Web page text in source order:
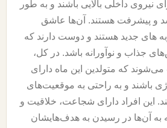
نیروی داخلی بالایی باشند و به طور
و پیشرفت هستند. آن‌ها عاشق
های جدید هستند و دوست دارند که
جذاب و نوآورانه باشد. در کل،
که متولدین این ماه دارای
باشند و به راحتی به موقعیت‌های
این افراد دارای شجاعت، خلاقیت و
به آن‌ها در رسیدن به هدف‌هایشان